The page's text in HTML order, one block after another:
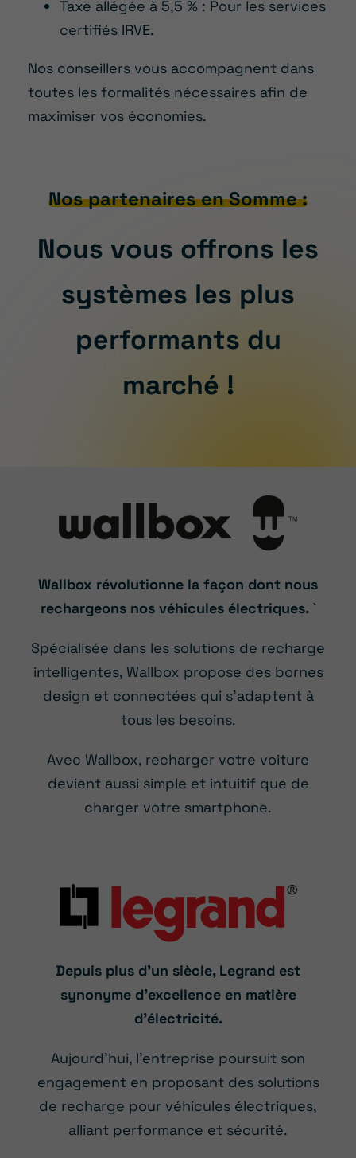
Taxe allégée à 5,5 % : Pour les services
certifiés IRVE.
Nos conseillers vous accompagnent dans
toutes les formalités nécessaires afin de
maximiser vos économies.
Nos partenaires en Somme :
Nous vous offrons les
systèmes les plus
performants du
marché !
Wallbox révolutionne la façon dont nous
rechargeons nos véhicules électriques. `
Spécialisée dans les solutions de recharge
intelligentes, Wallbox propose des bornes
design et connectées qui s’adaptent à
tous les besoins.
Avec Wallbox, recharger votre voiture
devient aussi simple et intuitif que de
charger votre smartphone.
Depuis plus d’un siècle, Legrand est
synonyme d’excellence en matière
d’électricité.
Aujourd’hui, l’entreprise poursuit son
engagement en proposant des solutions
de recharge pour véhicules électriques,
alliant performance et sécurité.